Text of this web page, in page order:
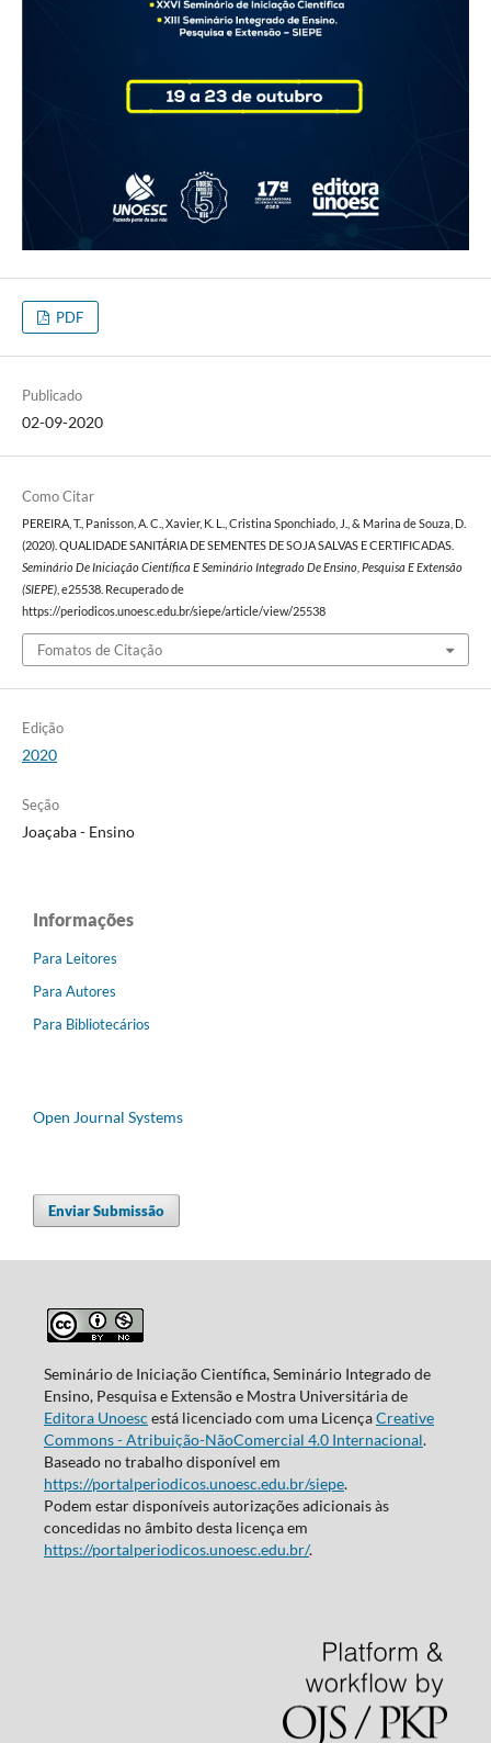
PDF
Publicado
02-09-2020
Como Citar
PEREIRA, T., Panisson, A. C., Xavier, K. L., Cristina Sponchiado, J., & Marina de Souza, D.
(2020). QUALIDADE SANITÁRIA DE SEMENTES DE SOJA SALVAS E CERTIFICADAS.
Seminário De Iniciação Científica E Seminário Integrado De Ensino, Pesquisa E Extensão
(SIEPE), e25538. Recuperado de
https://periodicos.unoesc.edu.br/siepe/article/view/25538
Fomatos de Citação
Edição
2020
Seção
Joaçaba - Ensino
Informações
Para Leitores
Para Autores
Para Bibliotecários
Open Journal Systems
Enviar Submissão
Seminário de Iniciação Científica, Seminário Integrado de
Ensino, Pesquisa e Extensão e Mostra Universitária de
Editora Unoesc está licenciado com uma LicençaCreative
Commons - Atribuição-NãoComercial 4.0 Internacional.
Baseado no trabalho disponível em
https://portalperiodicos.unoesc.edu.br/siepe.
Podem estar disponíveis autorizações adicionais às
concedidas no âmbito desta licença em
https://portalperiodicos.unoesc.edu.br/.